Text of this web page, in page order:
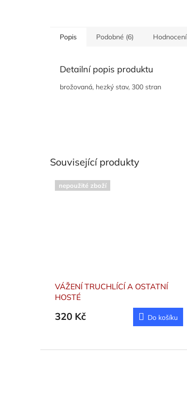
Popis Podobné (6) Hodnocení
Detailní popis produktu
brožovaná, hezký stav, 300 stran
Související produkty
nepoužité zboží
VÁŽENÍ TRUCHLÍCÍ A OSTATNÍ
HOSTÉ
320 Kč Do košíku